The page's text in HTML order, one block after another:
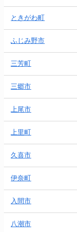
ときがわ町
ふじみ野市
三芳町
三郷市
上尾市
上里町
久喜市
伊奈町
入間市
八潮市